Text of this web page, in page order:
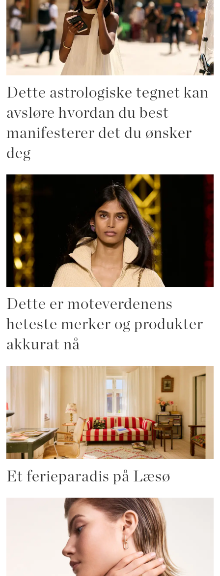
Dette astrologiske tegnet kan
avsløre hvordan du best
manifesterer det du ønsker
deg
Dette er moteverdenens
heteste merker og produkter
akkurat nå
Et ferieparadis på Læsø